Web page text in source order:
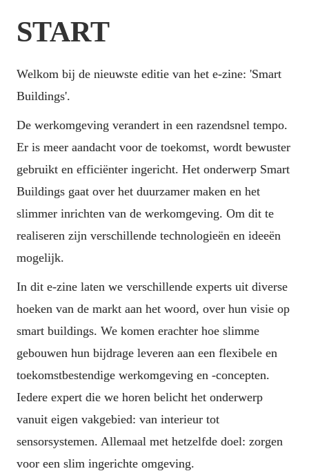
START
Welkom bij de nieuwste editie van het e-zine: 'Smart
Buildings'.
De werkomgeving verandert in een razendsnel tempo.
Er is meer aandacht voor de toekomst, wordt bewuster
gebruikt en efficiënter ingericht. Het onderwerp Smart
Buildings gaat over het duurzamer maken en het
slimmer inrichten van de werkomgeving. Om dit te
realiseren zijn verschillende technologieën en ideeën
mogelijk.
In dit e-zine laten we verschillende experts uit diverse
hoeken van de markt aan het woord, over hun visie op
smart buildings. We komen erachter hoe slimme
gebouwen hun bijdrage leveren aan een flexibele en
toekomstbestendige werkomgeving en -concepten.
Iedere expert die we horen belicht het onderwerp
vanuit eigen vakgebied: van interieur tot
sensorsystemen. Allemaal met hetzelfde doel: zorgen
voor een slim ingerichte omgeving.